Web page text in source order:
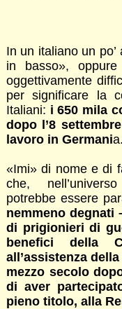
In un italiano un
in basso»,
oggettivamente
per significare la
Italiani: i 650 mila
dopo l’8
lavoro in Germania.
«Imi» di nome e di
che,
potrebbe essere
nemmeno degnati
di prigionieri di
benefici della
all’assistenza
mezzo secolo
di aver
pieno titolo, alla